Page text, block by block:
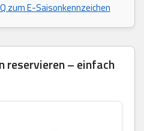
zum E-Saisonkennzeichen
reservieren – einfach